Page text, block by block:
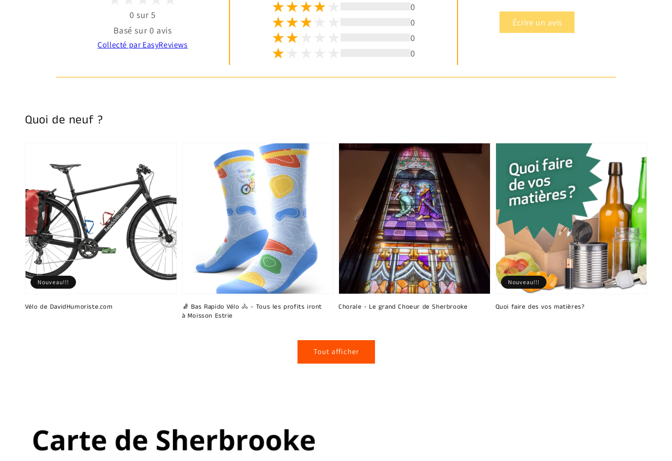
0 sur 5
Basé sur 0 avis
Collecté par EasyReviews
0
0
0
0
Écrire un avis
Quoi de neuf ?
Vélo de DavidHumoriste.com
Nouveau!!!
🧦 Bas Rapido Vélo 🚴 - Tous les profits iront
à Moisson Estrie
Chorale - Le grand Choeur de Sherbrooke Quoi faire des vos matières?
Nouveau!!!
Tout afficher